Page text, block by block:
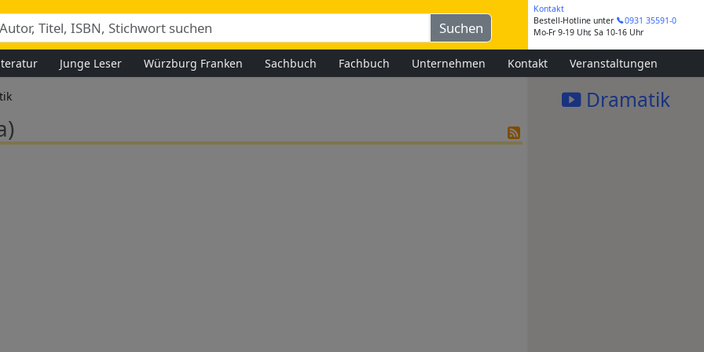
Kontakt
Bestell-Hotline unter
0931 35591-0
Mo-Fr 9-19 Uhr, Sa 10-16 Uhr
Junge Leser Würzburg Franken Sachbuch Fachbuch Unternehmen Kontakt Veranstaltungen
Dramatik